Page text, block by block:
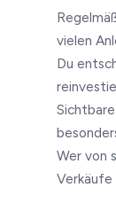
vielen
Du
Wer von
Verkäufe